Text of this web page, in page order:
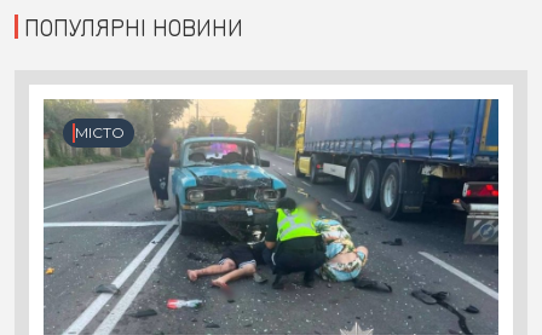
ПОПУЛЯРНІ НОВИНИ
МІСТО